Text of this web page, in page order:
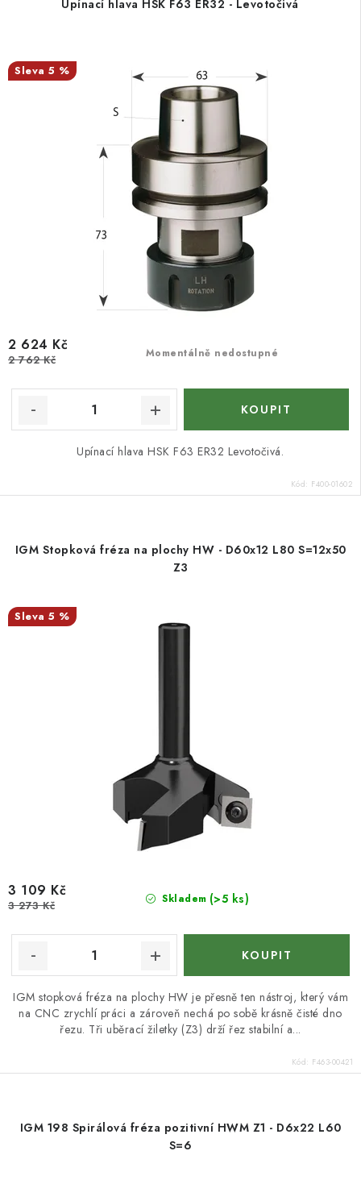
Upínací hlava HSK F63 ER32 - Levotočivá
5 %
Momentálně nedostupné
2 624 Kč
2 762 Kč
Upínací hlava HSK F63 ER32 Levotočivá.
Kód: F400-01602
IGM Stopková fréza na plochy HW - D60x12 L80 S=12x50
Z3
5 %
Skladem (>5 ks)
3 109 Kč
3 273 Kč
IGM stopková fréza na plochy HW je přesně ten nástroj, který vám
na CNC zrychlí práci a zároveň nechá po sobě krásně čisté dno
řezu. Tři uběrací žiletky (Z3) drží řez stabilní a...
Kód: F463-00421
IGM 198 Spirálová fréza pozitivní HWM Z1 - D6x22 L60
S=6